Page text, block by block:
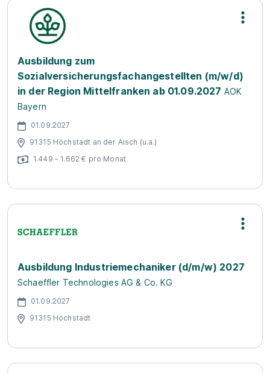
Ausbildung zum
Sozialversicherungsfachangestellten (m/w/d)
in der Region Mittelfranken ab 01.09.2027 AOK
Bayern
01.09.2027
91315 Höchstadt an der Aisch (u.a.)
1.449 - 1.662 € pro Monat
Ausbildung Industriemechaniker (d/m/w) 2027
Schaeffler Technologies AG & Co. KG
01.09.2027
91315 Höchstadt